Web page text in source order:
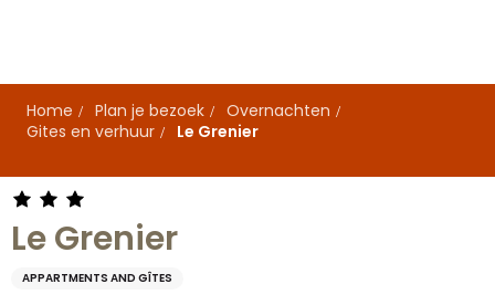
principal
Home
Plan je bezoek
Overnachten
Gites en verhuur
Le Grenier
Le Grenier
APPARTMENTS AND GÎTES